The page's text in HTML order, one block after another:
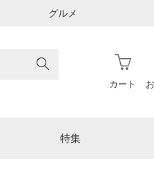
グルメ
カート
特集